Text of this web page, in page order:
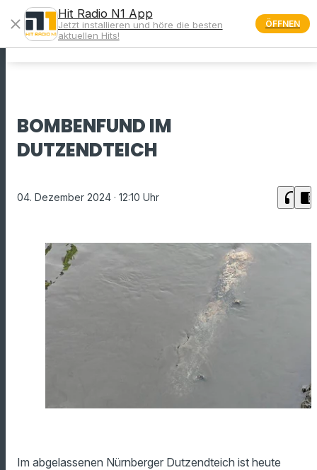
menu
BOMBENFUND IM
DUTZENDTEICH
04. Dezember 2024 · 12:10 Uhr headphones chrome_reader_mode
Im abgelassenen Nürnberger Dutzendteich ist heute
close
Hit Radio N1 App
Jetzt installieren und höre die besten
aktuellen Hits!
ÖFFNEN